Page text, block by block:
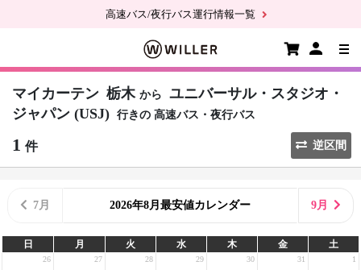
高速バス/夜行バス運行情報一覧
マイカーテン 栃木 から
ユニバーサル・スタジオ・
ジャパン (USJ) 行きの 高速バス・夜行バス
1 件 逆区間
7月 2026年8月最安値カレンダー 9月
日 月 火 水 木 金 土
26 27 28 29 30 31 1